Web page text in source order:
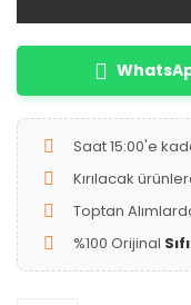
Saat 15:00'e
Kırılacak
Toptan
%100 Orijinal